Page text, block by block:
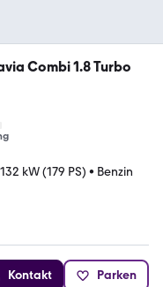
Combi 1.8 Turbo
132 kW (179 PS) • Benzin
Kontakt Parken